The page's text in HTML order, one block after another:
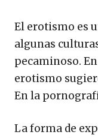
El erotismo es
algunas
pecaminoso.
erotismo
En la
La forma de